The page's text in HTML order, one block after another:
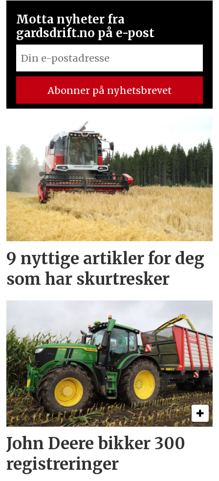
Motta nyheter fra
gardsdrift.no på e-post
9 nyttige artikler for deg
som har skurtresker
John Deere bikker 300
registreringer